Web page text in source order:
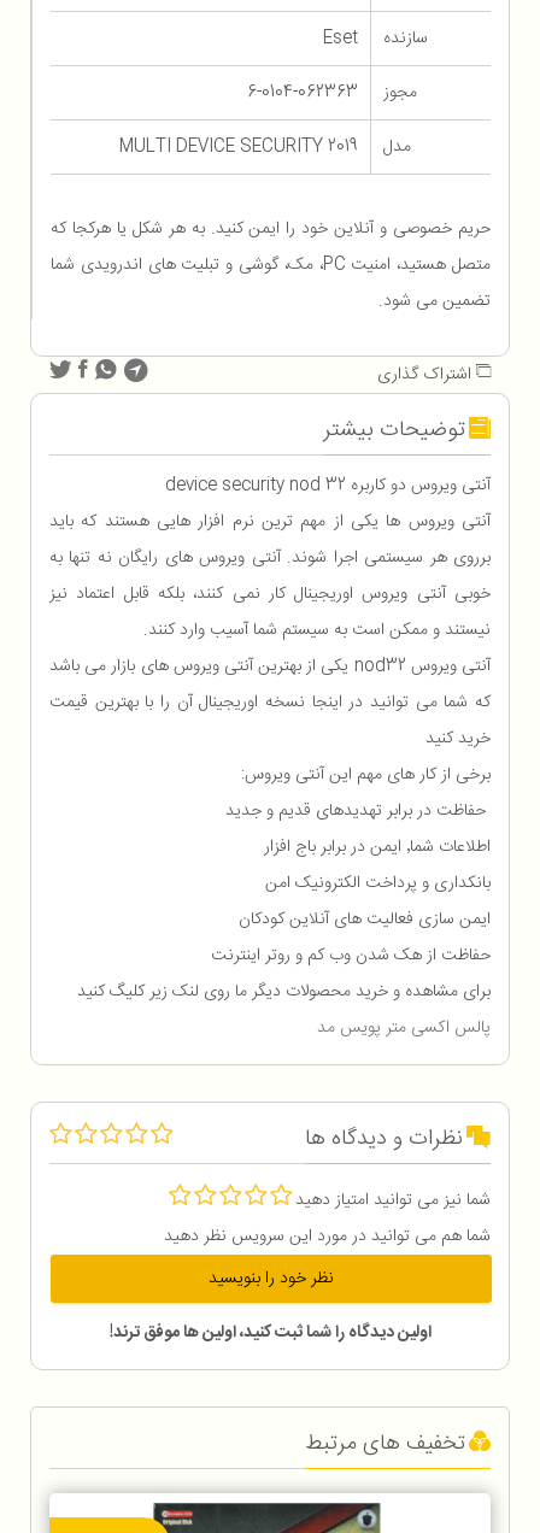
سازنده
Eset
مجوز
6-0104-062363
مدل
MULTI DEVICE SECURITY 2019
حریم خصوصی و آنلاین خود را ایمن کنید. به هر شکل یا هرکجا که
متصل هستید، امنیت PC، مک، گوشی و تبلیت های اندرویدی شما
تضمین می شود.
اشتراک گذاری
توضیحات بیشتر
آنتی ویروس دو کاربره device security nod 32
آنتی ویروس ها یکی از مهم ترین نرم افزار هایی هستند که باید
برروی هر سیستمی اجرا شوند. آنتی ویروس های رایگان نه تنها به
خوبی آنتی ویروس اوریجینال کار نمی کنند، بلکه قابل اعتماد نیز
نیستند و ممکن است به سیستم شما آسیب وارد کنند.
آنتی ویروس nod32 یکی از بهترین آنتی ویروس های بازار می باشد
که شما می توانید در اینجا نسخه اوریجینال آن را با بهترین قیمت
خرید کنید
برخی از کار های مهم این آنتی ویروس:
حفاظت در برابر تهدیدهای قدیم و جدید
اطلاعات شما٬ ایمن در برابر باج افزار
بانکداری و پرداخت الکترونیک امن
ایمن سازی فعالیت های آنلاین کودکان
حفاظت از هک شدن وب کم و روتر اینترنت
برای مشاهده و خرید محصولات دیگر ما روی لنک زیر کلیگ کنید
پالس اکسی متر پویس مد
نظرات و دیدگاه ها
شما نیز می توانید امتیاز دهید
شما هم می توانید در مورد این سرویس نظر دهید
نظر خود را بنویسید
اولین دیدگاه را شما ثبت کنید، اولین ها موفق ترند!
تخفیف های مرتبط